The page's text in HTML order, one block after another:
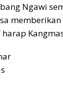
Ngawi
memberikan